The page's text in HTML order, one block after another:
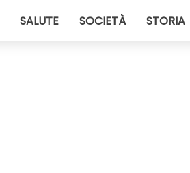
SALUTE SOCIETÀ STORIA